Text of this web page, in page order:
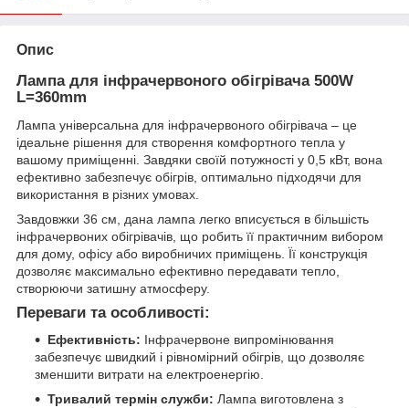
Опис
Лампа для інфрачервоного обігрівача 500W
L=360mm
Лампа універсальна для інфрачервоного обігрівача – це
ідеальне рішення для створення комфортного тепла у
вашому приміщенні. Завдяки своїй потужності у 0,5 кВт, вона
ефективно забезпечує обігрів, оптимально підходячи для
використання в різних умовах.
Завдовжки 36 см, дана лампа легко вписується в більшість
інфрачервоних обігрівачів, що робить її практичним вибором
для дому, офісу або виробничих приміщень. Її конструкція
дозволяє максимально ефективно передавати тепло,
створюючи затишну атмосферу.
Переваги та особливості:
Ефективність: Інфрачервоне випромінювання
забезпечує швидкий і рівномірний обігрів, що дозволяє
зменшити витрати на електроенергію.
Тривалий термін служби: Лампа виготовлена з